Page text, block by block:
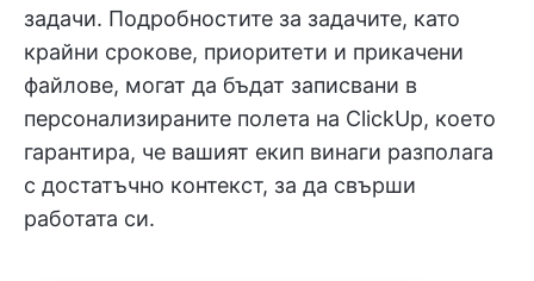
задачи. Подробностите за задачите, като
крайни срокове, приоритети и прикачени
файлове, могат да бъдат записвани в
персонализираните полета на ClickUp, което
гарантира, че вашият екип винаги разполага
с достатъчно контекст, за да свърши
работата си.